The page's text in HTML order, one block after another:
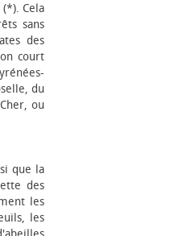
Cela
sans
des
court
du
ou
que la
des
les
les